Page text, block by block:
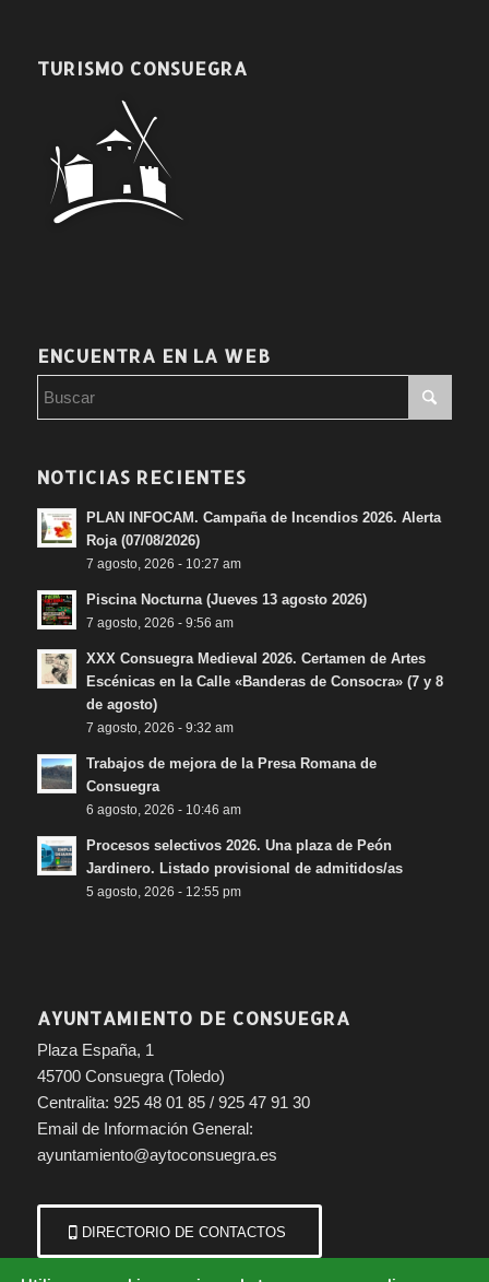
TURISMO CONSUEGRA
ENCUENTRA EN LA WEB
NOTICIAS RECIENTES
PLAN INFOCAM. Campaña de Incendios 2026. Alerta
Roja (07/08/2026)
7 agosto, 2026 - 10:27 am
Piscina Nocturna (Jueves 13 agosto 2026)
7 agosto, 2026 - 9:56 am
XXX Consuegra Medieval 2026. Certamen de Artes
Escénicas en la Calle «Banderas de Consocra» (7 y 8
de agosto)
7 agosto, 2026 - 9:32 am
Trabajos de mejora de la Presa Romana de
Consuegra
6 agosto, 2026 - 10:46 am
Procesos selectivos 2026. Una plaza de Peón
Jardinero. Listado provisional de admitidos/as
5 agosto, 2026 - 12:55 pm
AYUNTAMIENTO DE CONSUEGRA
Plaza España, 1
45700 Consuegra (Toledo)
Centralita: 925 48 01 85 / 925 47 91 30
Email de Información General:
ayuntamiento@aytoconsuegra.es
DIRECTORIO DE CONTACTOS